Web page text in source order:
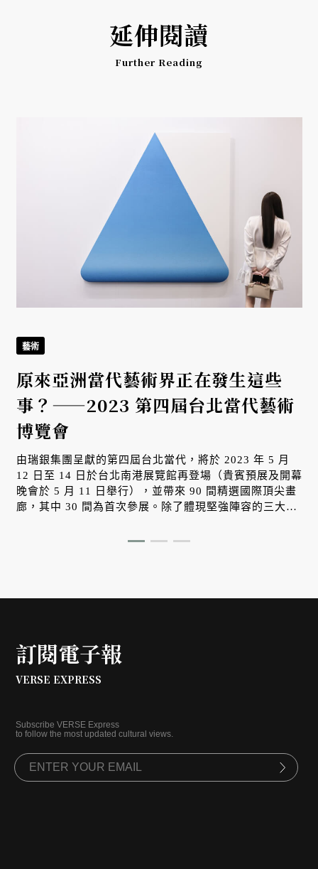
延伸閱讀
Further Reading
藝術
原來亞洲當代藝術界正在發生這些
事？——2023 第四屆台北當代藝術
博覽會
由瑞銀集團呈獻的第四屆台北當代，將於 2023 年 5 月
12 日至 14 日於台北南港展覽館再登場（貴賓預展及開幕
晚會於 5 月 11 日舉行），並帶來 90 間精選國際頂尖畫
廊，其中 30 間為首次參展。除了體現堅強陣容的三大展
術載點（Engage），本屆會展亦籌備了一系列藝術計
訂閱電子報
VERSE EXPRESS
Subscribe VERSE Express
to follow the most updated cultural views.